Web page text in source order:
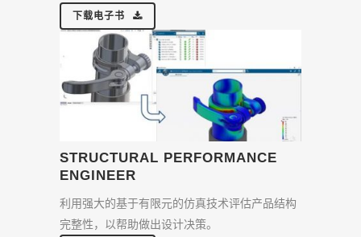
下载电子书
STRUCTURAL PERFORMANCE
ENGINEER
利用强大的基于有限元的仿真技术评估产品结构
完整性，以帮助做出设计决策。